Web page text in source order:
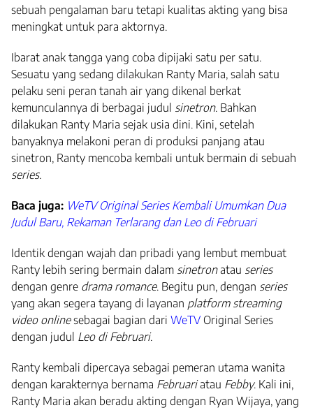
sebuah pengalaman baru tetapi kualitas akting yang bisa
meningkat untuk para aktornya.
Ibarat anak tangga yang coba dipijaki satu per satu.
Sesuatu yang sedang dilakukan Ranty Maria, salah satu
pelaku seni peran tanah air yang dikenal berkat
kemunculannya di berbagai judul sinetron. Bahkan
dilakukan Ranty Maria sejak usia dini. Kini, setelah
banyaknya melakoni peran di produksi panjang atau
sinetron, Ranty mencoba kembali untuk bermain di sebuah
series.
Baca juga: WeTV Original Series Kembali Umumkan Dua
Judul Baru, Rekaman Terlarang dan Leo di Februari
Identik dengan wajah dan pribadi yang lembut membuat
Ranty lebih sering bermain dalam sinetronatau series
dengan genre drama romance. Begitu pun, dengan series
yang akan segera tayang di layanan platform streaming
video onlinesebagai bagian dari WeTV Original Series
dengan judul Leo di Februari.
Ranty kembali dipercaya sebagai pemeran utama wanita
dengan karakternya bernama Februariatau Febby. Kali ini,
Ranty Maria akan beradu akting dengan Ryan Wijaya, yang